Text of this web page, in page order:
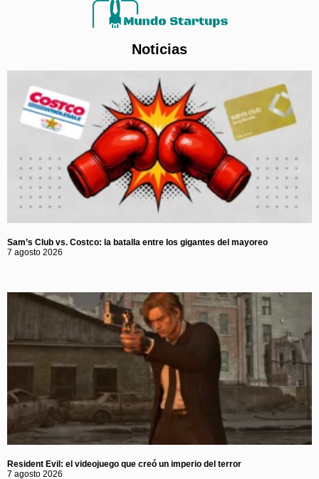
Noticias
Sam’s Club vs. Costco: la batalla entre los gigantes del mayoreo
7 agosto 2026
Resident Evil: el videojuego que creó un imperio del terror
7 agosto 2026